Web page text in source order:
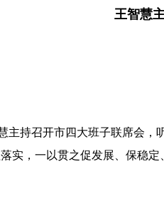
王智慧
主持召开市四大班子联席会
实，一以贯之促发展、保稳